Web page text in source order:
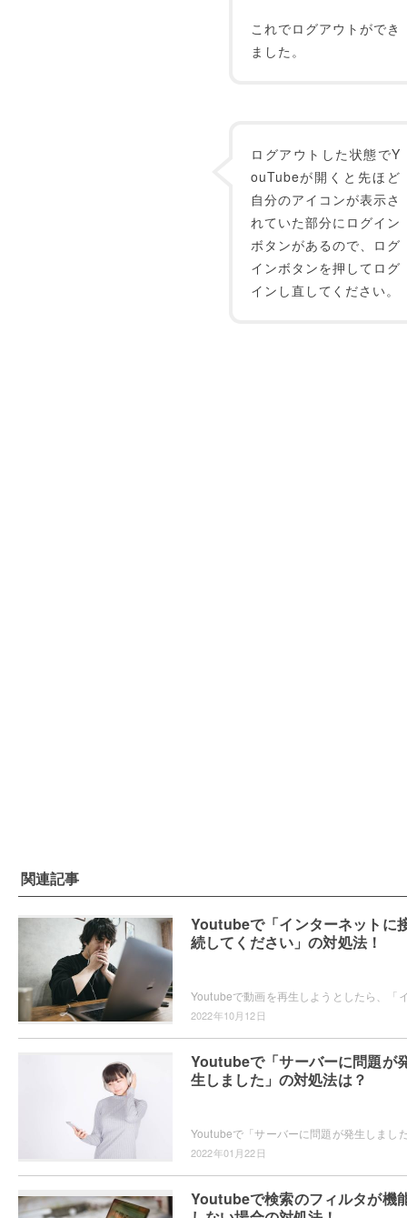
これでログアウトができ
ました。
ログアウトした状態でY
ouTubeが開くと先ほど
自分のアイコンが表示さ
れていた部分にログイン
ボタンがあるので、ログ
インボタンを押してログ
インし直してください。
関連記事
Youtubeで「インターネットに
続してください」の対処法！
2022年10月12日
Youtubeで「サーバーに問題が
生しました」の対処法は？
2022年01月22日
Youtubeで検索のフィルタが機